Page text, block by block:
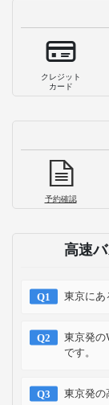
クレジット
カード
予約確認
高速
東京にあ
東京発の
です。
東京発の